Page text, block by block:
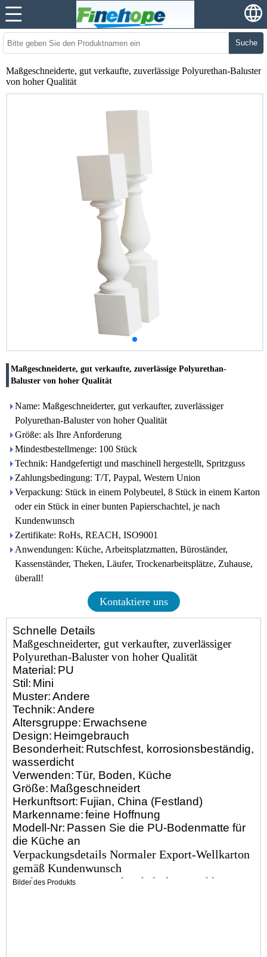
Suche
Maßgeschneiderte, gut verkaufte, zuverlässige Polyurethan-Baluster
von hoher Qualität
Maßgeschneiderte, gut verkaufte, zuverlässige Polyurethan-
Baluster von hoher Qualität
Name: Maßgeschneiderter, gut verkaufter, zuverlässiger
Polyurethan-Baluster von hoher Qualität
Größe: als Ihre Anforderung
Mindestbestellmenge: 100 Stück
Technik: Handgefertigt und maschinell hergestellt, Spritzguss
Zahlungsbedingung: T/T, Paypal, Western Union
Verpackung: Stück in einem Polybeutel, 8 Stück in einem Karton
oder ein Stück in einer bunten Papierschachtel, je nach
Kundenwunsch
Zertifikate: RoHs, REACH, ISO9001
Anwendungen: Küche, Arbeitsplatzmatten, Büroständer,
Kassenständer, Theken, Läufer, Trockenarbeitsplätze, Zuhause,
überall!
Kontaktiere uns
Schnelle Details
Maßgeschneiderter, gut verkaufter, zuverlässiger
Polyurethan-Baluster von hoher Qualität
Material: PU
Stil: Mini
Muster:Andere
Technik:Andere
Altersgruppe: Erwachsene
Design: Heimgebrauch
Besonderheit: Rutschfest, korrosionsbeständig,
wasserdicht
Verwenden:Tür, Boden, Küche
Größe: Maßgeschneidert
Herkunftsort: Fujian, China (Festland)
Markenname:feine Hoffnung
Modell-Nr: Passen Sie die PU-Bodenmatte für
die Küche an
Verpackungsdetails Normaler Export-Wellkarton
gemäß Kundenwunsch
Lieferzeit 30 Tage nach Erhalt der Anzahlung
Bilder des Produkts